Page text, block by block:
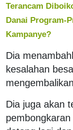
Terancam
Danai Program-
Kampanye?
Dia
kesalahan
Dia juga akan